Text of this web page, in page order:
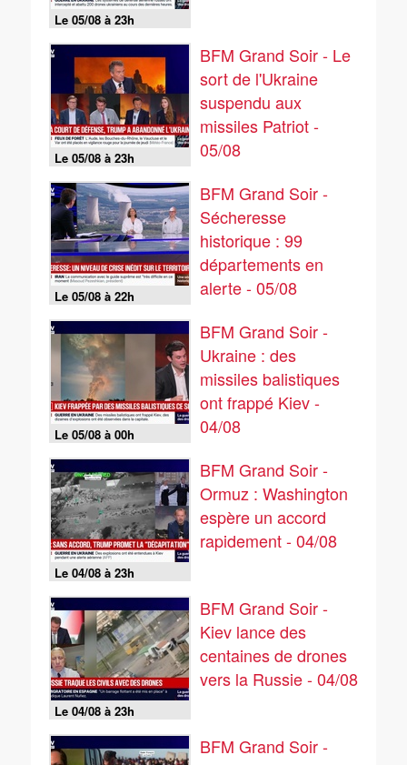
Le 05/08 à 23h
Le 05/08 à 23h
BFM Grand Soir - Le
sort de l'Ukraine
suspendu aux
missiles Patriot -
05/08
Le 05/08 à 22h
BFM Grand Soir -
Sécheresse
historique : 99
départements en
alerte - 05/08
Le 05/08 à 00h
BFM Grand Soir -
Ukraine : des
missiles balistiques
ont frappé Kiev -
04/08
Le 04/08 à 23h
BFM Grand Soir -
Ormuz : Washington
espère un accord
rapidement - 04/08
Le 04/08 à 23h
BFM Grand Soir -
Kiev lance des
centaines de drones
vers la Russie - 04/08
BFM Grand Soir -